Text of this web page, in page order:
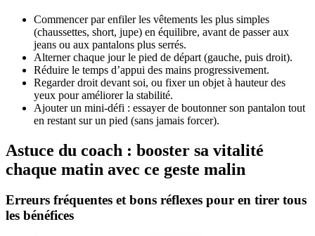
Commencer par enfiler les vêtements les plus simples
(chaussettes, short, jupe) en équilibre, avant de passer aux
jeans ou aux pantalons plus serrés.
Alterner chaque jour le pied de départ (gauche, puis droit).
Réduire le temps d’appui des mains progressivement.
Regarder droit devant soi, ou fixer un objet à hauteur des
yeux pour améliorer la stabilité.
Ajouter un mini-défi : essayer de boutonner son pantalon tout
en restant sur un pied (sans jamais forcer).
Astuce du coach : booster sa vitalité
chaque matin avec ce geste malin
Erreurs fréquentes et bons réflexes pour en tirer tous
les bénéfices